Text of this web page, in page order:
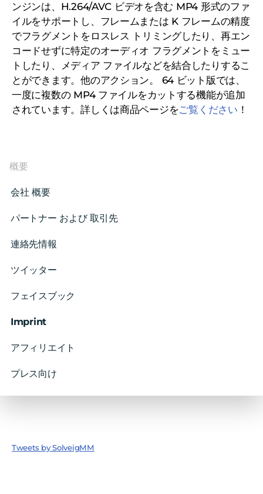
ンジンは、H.264/AVC ビデオを含む MP4 形式のファ
イルをサポートし、フレームまたは K フレームの精度
でフラグメントをロスレス トリミングしたり、再エン
コードせずに特定のオーディオ フラグメントをミュー
トしたり、メディア ファイルなどを結合したりするこ
とができます。他のアクション。 64 ビット版では、
一度に複数の MP4 ファイルをカットする機能が追加
されています。詳しくは商品ページをご覧ください ！
概要
会社 概要
パートナー および 取引先
連絡先情報
ツイッター
フェイスブック
Imprint
アフィリエイト
プレス向け
Tweets by SolveigMM